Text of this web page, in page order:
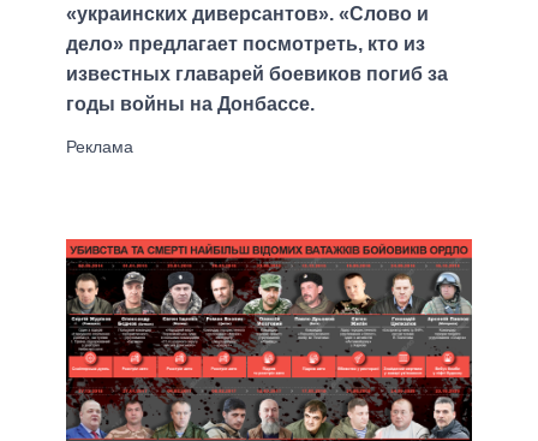
«украинских диверсантов». «Слово и
дело» предлагает посмотреть, кто из
известных главарей боевиков погиб за
годы войны на Донбассе.